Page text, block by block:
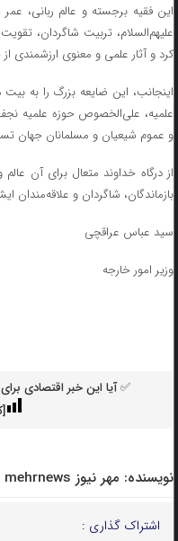
این فقیه برجسته و عالم ربانی،
علیهم‌السلام، تربیت شاگردان،
کرد و آثار علمی و معنوی ارزشمندی
اینجانب، این ضایعه بزرگ را به
علمیه، علی‌الخصوص حوزه علمیه
و عموم شیعیان و مسلمانان جهان
از درگاه خداوند متعال برای آن
بازماندگان، شاگردان و علاقه‌مندان
سید عباس عراقچی
وزیر امور خارجه
✅ آیا این خبر اقتصادی
نویسنده: مهر نیوز mehrnews
اشتراک گذاری :